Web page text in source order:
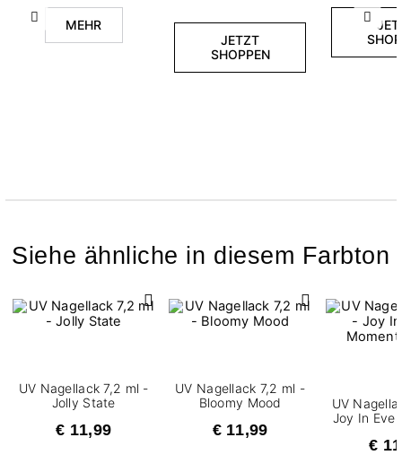
ZurückMEHR
JETZT
SHOPPEN
Siehe ähnliche in diesem Farbton
UV Nagellack 7,2 ml -
Jolly State
€ 11,99
UV Nagellack 7,2 ml -
Bloomy Mood
€ 11,99
UV
Joy In
€